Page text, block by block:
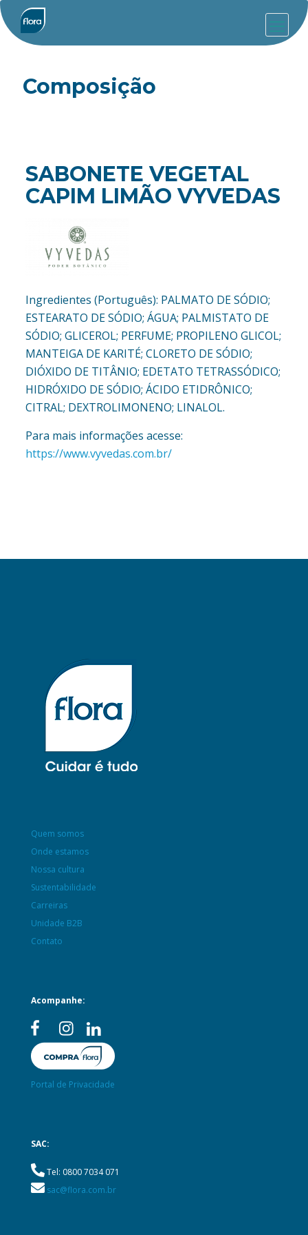
Composição
SABONETE VEGETAL
CAPIM LIMÃO VYVEDAS
Ingredientes (Português): PALMATO DE SÓDIO;
ESTEARATO DE SÓDIO; ÁGUA; PALMISTATO DE
SÓDIO; GLICEROL; PERFUME; PROPILENO GLICOL;
MANTEIGA DE KARITÉ; CLORETO DE SÓDIO;
DIÓXIDO DE TITÂNIO; EDETATO TETRASSÓDICO;
HIDRÓXIDO DE SÓDIO; ÁCIDO ETIDRÔNICO;
CITRAL; DEXTROLIMONENO; LINALOL.
Para mais informações acesse:
https://www.vyvedas.com.br/
Quem somos
Onde estamos
Nossa cultura
Sustentabilidade
Carreiras
Unidade B2B
Contato
Acompanhe:
Portal de Privacidade
SAC:
Tel: 0800 7034 071
sac@flora.com.br